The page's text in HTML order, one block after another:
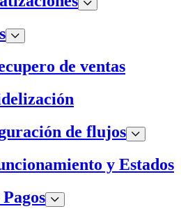
de ventas
de flujos
y Estados